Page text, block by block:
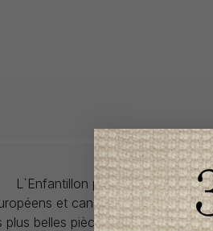
L`Enfantillon propose des
et canadiens à prix
plus belles pièces de saisons en